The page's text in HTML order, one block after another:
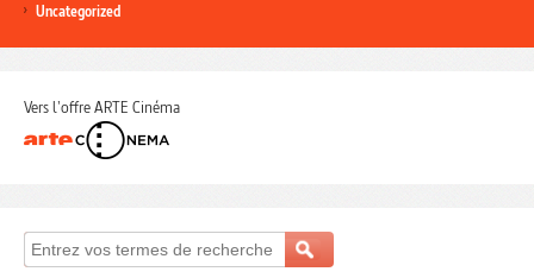
Uncategorized
Vers l'offre ARTE Cinéma